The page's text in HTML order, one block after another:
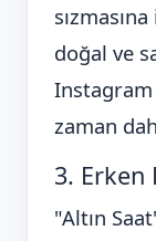
doğal ve
Instagram
zaman
3. Erken
"Altın